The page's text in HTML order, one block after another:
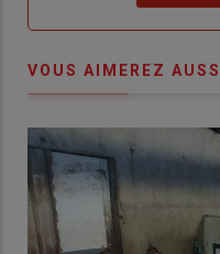
VOUS AIMEREZ AUSSI